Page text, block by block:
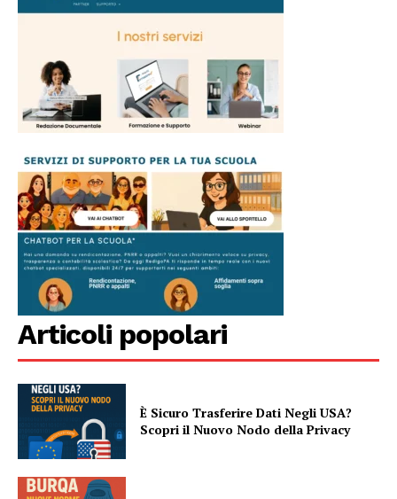
Articoli popolari
È Sicuro Trasferire Dati Negli USA?
Scopri il Nuovo Nodo della Privacy